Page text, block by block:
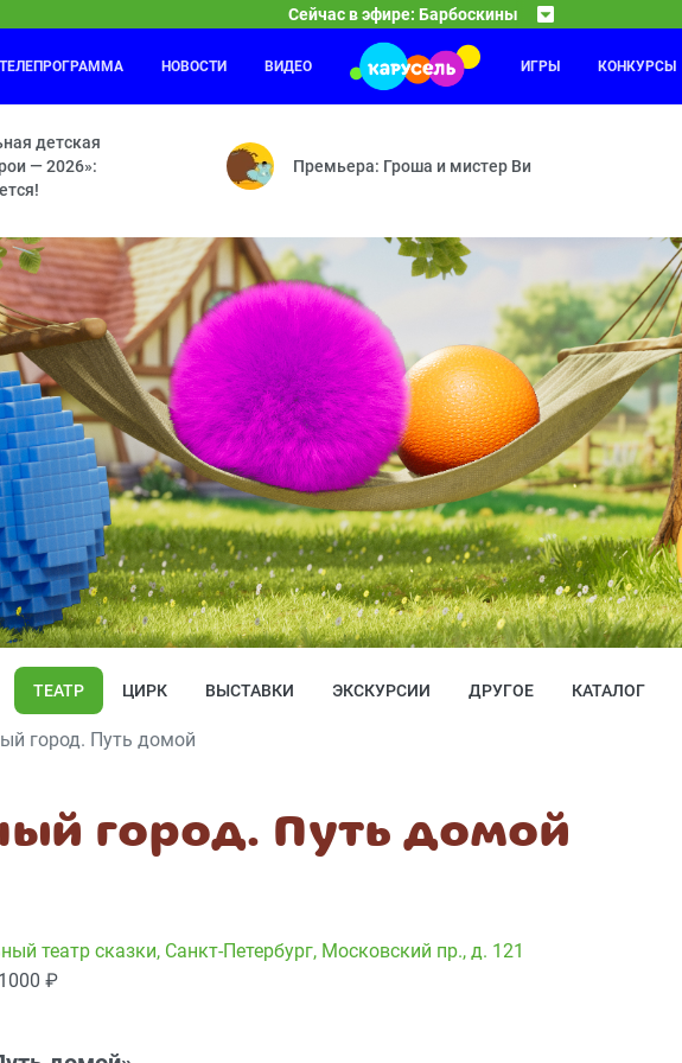
Сейчас в эфире: Барбоскины
Каникулы Светофоровых
ТЕЛЕПРОГРАММА НОВОСТИ ВИДЕО ИГРЫ КОНКУРСЫ
детская
— 2026»:
Премьера: Гроша и мистер Ви
ТЕАТР ЦИРК ВЫСТАВКИ ЭКСКУРСИИ ДРУГОЕ КАТАЛОГ
город. Путь домой
город. Путь домой
театр сказки, Санкт-Петербург, Московский пр., д. 121
₽